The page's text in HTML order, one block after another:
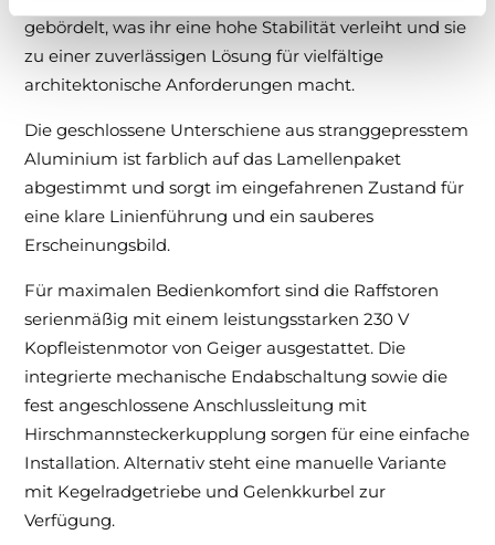
gebördelt, was ihr eine hohe Stabilität verleiht und sie
zu einer zuverlässigen Lösung für vielfältige
architektonische Anforderungen macht.
Die geschlossene Unterschiene aus stranggepresstem
Aluminium ist farblich auf das Lamellenpaket
abgestimmt und sorgt im eingefahrenen Zustand für
eine klare Linienführung und ein sauberes
Erscheinungsbild.
Für maximalen Bedienkomfort sind die Raffstoren
serienmäßig mit einem leistungsstarken 230 V
Kopfleistenmotor von Geiger ausgestattet. Die
integrierte mechanische Endabschaltung sowie die
fest angeschlossene Anschlussleitung mit
Hirschmannsteckerkupplung sorgen für eine einfache
Installation. Alternativ steht eine manuelle Variante
mit Kegelradgetriebe und Gelenkkurbel zur
Verfügung.